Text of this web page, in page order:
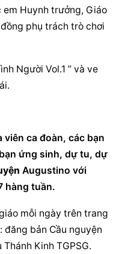
em Huynh trưởng, Giáo
phụ trách trò chơi
Người Vol.1 ” và ve
viên ca đoàn, các bạn
ứng sinh, dự tu, dự
Augustino với
hàng tuần.
mỗi ngày trên trang
đăng bản Cầu nguyện
Kinh TGPSG.